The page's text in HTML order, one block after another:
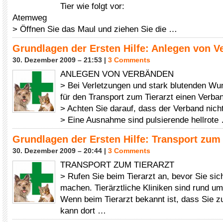
Tier wie folgt vor:
Atemweg
> Öffnen Sie das Maul und ziehen Sie die …
Grundlagen der Ersten Hilfe: Anlegen von
30. Dezember 2009 – 21:53 | 3 Comments
ANLEGEN VON VERBÄNDEN
> Bei Verletzungen und stark blutenden
für den Transport zum Tierarzt einen
> Achten Sie darauf, dass der Verband
> Eine Ausnahme sind pulsierende
Grundlagen der Ersten Hilfe: Transport
30. Dezember 2009 – 20:44 | 3 Comments
TRANSPORT ZUM TIERARZT
> Rufen Sie beim Tierarzt an, bevor Sie
machen. Tierärztliche Kliniken sind rund
Wenn beim Tierarzt bekannt ist, dass Sie
kann dort …